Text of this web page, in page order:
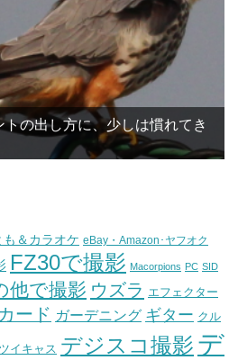
の出し方に、少しは慣れてき
＆カラオケ eBay・Amazon･ヤフオク
FZ30で撮影 Macorpions PC SID
他で撮影 ウズラ エフェクター
カード ガーデニング ギター クル
ツイキャス デジスコ撮影 デ